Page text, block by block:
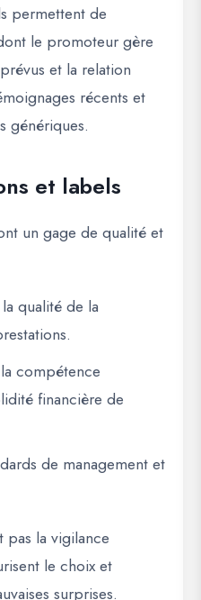
permettent de
le promoteur gère
et la relation
récents et
génériques.
et labels
un gage de qualité et
qualité de la
compétence
financière de
de management et
pas la vigilance
le choix et
surprises.